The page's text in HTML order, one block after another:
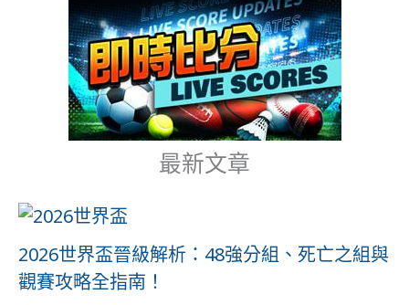
最新文章
2026世界盃晉級解析：48強分組、死亡之組與
觀賽攻略全指南！